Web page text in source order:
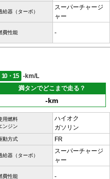
給器（ターボ）
スーパーチャージ
ャー
費性能 -
10・15
-km/L
満タンでどこまで走る？
-km
用燃料
ンジン
ハイオク
ガソリン
動方式 FR
給器（ターボ）
スーパーチャージ
ャー
費性能 -